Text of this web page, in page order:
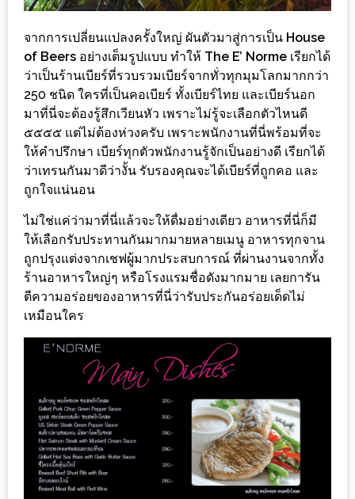
มาก
ที่สุด
ประจำ
ปี
2557
กิจกรรม
รางวัล
สมาชิก
ENEWS
น้า
อ้วน
ชวน
หิว
ข้าว
อะไร
เอ่ย
อร่อย
ที่สุด?
จากการเปลี่ยนแปลงครั้งใหญ่ ผันตัวมาสู่การเป็น House
of Beers อย่างเต็มรูปแบบ ทำให้ The E’ Norme เรียกได้
ว่าเป็นร้านเบียร์ที่รวบรวมเบียร์จากทั่วทุกมุมโลกมากกว่า
250 ชนิด ใครที่เป็นคอเบียร์ ทั้งเบียร์ไทย และเบียร์นอก
มาที่นี่จะต้องรู้สึกเวียนหัว เพราะไม่รู้จะเลือกตัวไหนดี
๕๕๕๕ แต่ไม่ต้องห่วงครับ เพราะพนักงานที่นี่พร้อมที่จะ
ให้คำปรึกษา เบียร์ทุกตัวพนักงานรู้จักเป็นอย่างดี เรียกได้
ว่าเทรนกันมาดีว่างั้น รับรองคุณจะได้เบียร์ที่ถูกคอ และ
ถูกใจแน่นอน
ไม่ใช่แค่ว่ามาที่นี่แล้วจะให้ดื่มอย่างเดียว อาหารที่นี่ก็มี
ให้เลือกรับประทานกันมากมายหลายเมนู อาหารทุกจาน
ถูกปรุงแต่งจากเชฟผู้มากประสบการณ์ ที่ผ่านงานจากทั้ง
ร้านอาหารใหญ่ๆ หรือโรงแรมชื่อดังมากมาย เลยการัน
ตีความอร่อยของอาหารที่นี่ว่ารับประกันอร่อยเด็ดไม่
เหมือนใคร